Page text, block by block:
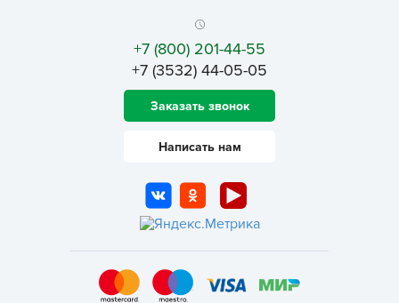
+7 (800) 201-44-55
+7 (3532) 44-05-05
Заказать звонок
Написать нам